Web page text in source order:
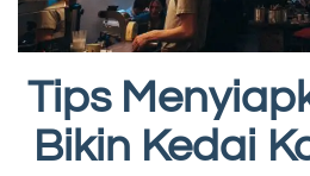
Tips
Bikin Kedai